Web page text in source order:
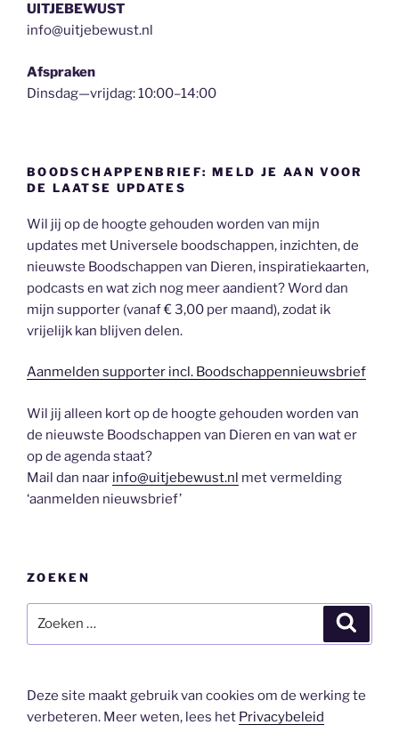
UITJEBEWUST
info@uitjebewust.nl
Afspraken
Dinsdag—vrijdag: 10:00–14:00
BOODSCHAPPENBRIEF: MELD JE AAN VOOR
DE LAATSE UPDATES
Wil jij op de hoogte gehouden worden van mijn
updates met Universele boodschappen, inzichten, de
nieuwste Boodschappen van Dieren, inspiratiekaarten,
podcasts en wat zich nog meer aandient? Word dan
mijn supporter (vanaf € 3,00 per maand), zodat ik
vrijelijk kan blijven delen.
Aanmelden supporter incl. Boodschappennieuwsbrief
Wil jij alleen kort op de hoogte gehouden worden van
de nieuwste Boodschappen van Dieren en van wat er
op de agenda staat?
Mail dan naar info@uitjebewust.nl met vermelding
‘aanmelden nieuwsbrief’
ZOEKEN
naar:
Deze site maakt gebruik van cookies om de werking te
verbeteren. Meer weten, lees het Privacybeleid